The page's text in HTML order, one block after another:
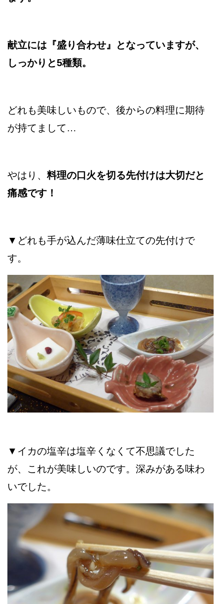
献立には『盛り合わせ』となっていますが、
しっかりと5種類。
どれも美味しいもので、後からの料理に期待
が持てまして…
やはり、 料理の口火を切る先付けは大切だと
痛感です！
▼どれも手が込んだ薄味仕立ての先付けで
す。
▼イカの塩辛は塩辛くなくて不思議でした
が、これが美味しいのです。深みがある味わ
いでした。